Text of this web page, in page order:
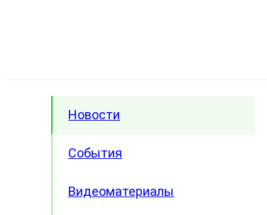
Новости
События
Видеоматериалы